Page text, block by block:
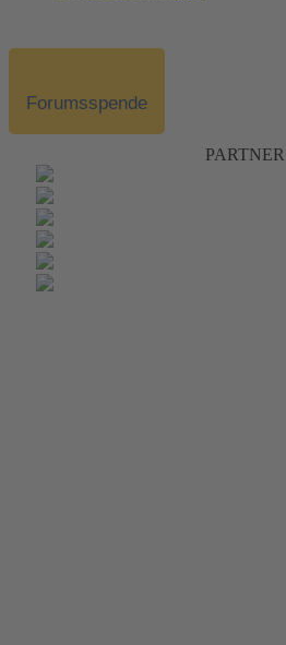
Forumsspende
PARTNER